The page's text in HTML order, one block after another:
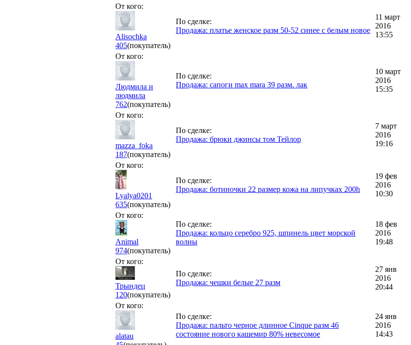
От кого:
Alisochka
405(покупатель)
По сделке:
Продажа: платье женское разм 50-52 синее с белым новое
11 март
2016
13:55
От кого:
Людмила и
людмила
762(покупатель)
По сделке:
Продажа: сапоги max mara 39 разм. лак
10 март
2016
15:35
От кого:
mazza_foka
187(покупатель)
По сделке:
Продажа: брюки джинсы том Тейлор
7 март
2016
19:16
От кого:
Lyalya0201
635(покупатель)
По сделке:
Продажа: ботиночки 22 размер кожа на липучках 200h
19 фев
2016
10:30
От кого:
Animal
974(покупатель)
По сделке:
Продажа: кольцо серебро 925, шпинель цвет морской
волны
18 фев
2016
19:48
От кого:
Трындец
120(покупатель)
По сделке:
Продажа: чешки белые 27 разм
27 янв
2016
20:44
От кого:
alatau
По сделке:
Продажа: пальто черное длинное Cinque разм 46
состояние нового кашемир 80% невесомое
24 янв
2016
14:43